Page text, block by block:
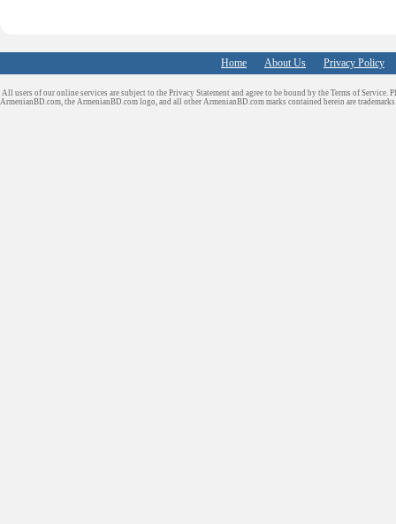
Home About Us Privacy Policy
All users of our online services are subject to the Privacy Statement and agree to be bound by the Terms of Service.
ArmenianBD.com, the ArmenianBD.com logo, and all other ArmenianBD.com marks contained herein are